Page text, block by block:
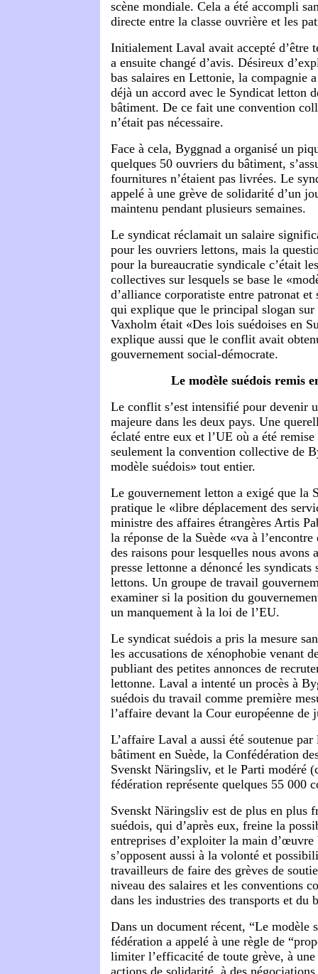
scène mondiale. Cela a été accompli
directe entre la classe ouvrière et les
Initialement Laval avait accepté d’être
a ensuite changé d’avis. Désireux
bas salaires en Lettonie, la compagnie
déjà un accord avec le Syndicat letton
bâtiment. De ce fait une convention
n’était pas nécessaire.
Face à cela, Byggnad a organisé un
quelques 50 ouvriers du bâtiment,
fournitures n’étaient pas livrées. Le
appelé à une grève de solidarité d’un
maintenu pendant plusieurs semaines.
Le syndicat réclamait un salaire
pour les ouvriers lettons, mais la
pour la bureaucratie syndicale c’était
collectives sur lesquels se base le
d’alliance corporatiste entre patronat et
qui explique que le principal slogan sur
Vaxholm était «Des lois suédoises en
explique aussi que le conflit avait
gouvernement social-démocrate.
Le modèle suédois remis
Le conflit s’est intensifié pour devenir
majeure dans les deux pays. Une
éclaté entre eux et l’UE où a été
seulement la convention collective de
modèle suédois» tout entier.
Le gouvernement letton a exigé que la
pratique le «libre déplacement des
ministre des affaires étrangères Artis
la réponse de la Suède «va à
des raisons pour lesquelles nous avons
presse lettonne a dénoncé les
lettons. Un groupe de travail
examiner si la position du
un manquement à la loi de l’EU.
Le syndicat suédois a pris la mesure
les accusations de xénophobie venant
publiant des petites annonces de
lettonne. Laval a intenté un procès à
suédois du travail comme première
l’affaire devant la Cour européenne de
L’affaire Laval a aussi été soutenue
bâtiment en Suède, la Confédération
Svenskt Näringsliv, et le Parti modéré
fédération représente quelques 55 000
Svenskt Näringsliv est de plus en plus
suédois, qui d’après eux, freine la
entreprises d’exploiter la main
s’opposent aussi à la volonté et
travailleurs de faire des grèves de
niveau des salaires et les conventions
dans les industries des transports et du
Dans un document récent, “Le modèle
fédération a appelé à une règle de
limiter l’efficacité de toute grève, à
actions de solidarité, à des